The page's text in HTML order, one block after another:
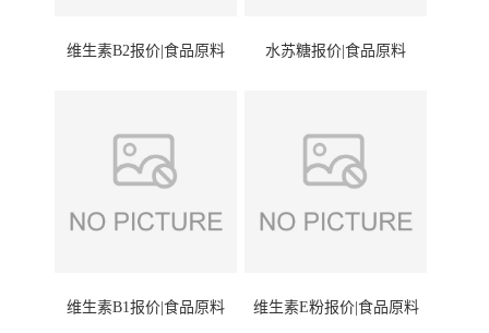
维生素B2报价|食品原料 水苏糖报价|食品原料
维生素B1报价|食品原料 维生素E粉报价|食品原料